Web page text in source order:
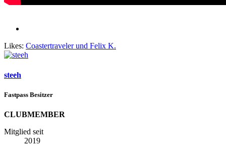
Likes: Coastertravelerund Felix K.
steeh
Fastpass Besitzer
CLUBMEMBER
Mitglied seit
2019